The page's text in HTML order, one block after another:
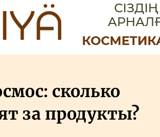
сколько
за продукты?